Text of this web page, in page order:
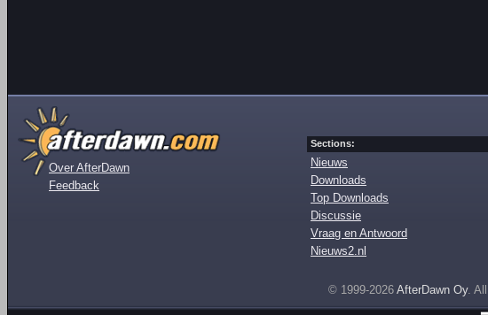
Over AfterDawn
Feedback
Sections:
Nieuws
Downloads
Top Downloads
Discussie
Vraag en Antwoord
Nieuws2.nl
© 1999-2026 AfterDawn Oy.